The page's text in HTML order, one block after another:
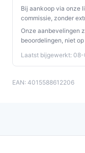
Bij aankoop via onze
commissie, zonder
Onze aanbevelingen
beoordelingen, niet
Laatst bijgewerkt:
EAN: 4015588612206